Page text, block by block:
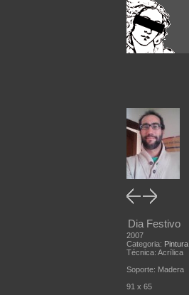
Dia Festivo
2007
Categoria: Pintura
Técnica: Acrílica
Soporte: Madera
91 x 65